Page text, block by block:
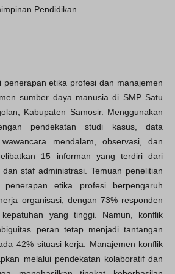
Pendidikan
penerapan etika profesi dan manajemen
sumber daya manusia di SMP Satu
Kabupaten Samosir. Menggunakan
pendekatan studi kasus, data
mendalam, observasi, dan
15 informan yang terdiri dari
staf administrasi. Temuan penelitian
penerapan etika profesi berpengaruh
organisasi, dengan 73% responden
yang tinggi. Namun, konflik
peran tetap menjadi tantangan
42% situasi kerja. Manajemen konflik
melalui pendekatan kolaboratif dan